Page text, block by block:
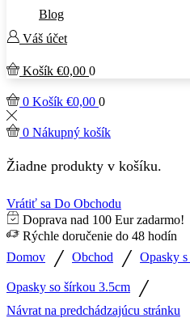
Blog
Váš účet
Košík €0,00 0
0 Košík €0,00 0
0 Nákupný košík
Žiadne produkty v košíku.
Vrátiť sa Do Obchodu
Doprava nad 100 Eur zadarmo!
Rýchle doručenie do 48 hodín
Domov
/ Obchod / Opasky
Opasky so šírkou 3.5cm /
Návrat na predchádzajúcu stránku